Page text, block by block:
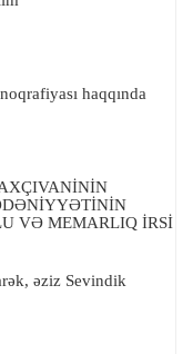
haqqında
VƏ MEMARLIQ İRSİ
əziz Sevindik